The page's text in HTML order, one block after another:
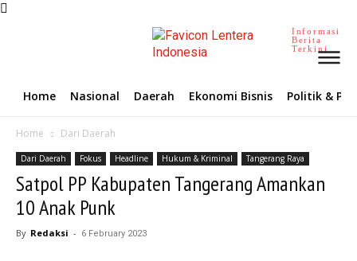
Informasi
Berita
Terkini
Home Nasional Daerah Ekonomi Bisnis Politik &
Home Dari Daerah
Dari Daerah Fokus Headline Hukum & Kriminal Tangerang Raya
Satpol PP Kabupaten Tangerang Amankan
10 Anak Punk
By Redaksi - 6 February 2023